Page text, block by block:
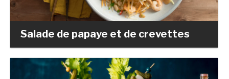
Salade de papaye et de crevettes